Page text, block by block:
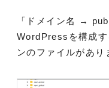
「ドメイン名 →
WordPressを構成す
ンのファイルがあり